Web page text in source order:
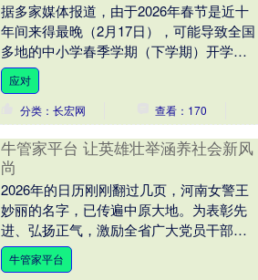
据多家媒体报道，由于2026年春节是近十
年间来得最晚（2月17日），可能导致全国
多地的中小学春季学期（下学期）开学时
间推到3月初。有网友推算，下学期上课时
间只有....
应对
分类：长宏网
查看：170
牛管家平台 让英雄壮举涵养社会新风
尚
2026年的日历刚刚翻过几页，河南女警王
妙丽的名字，已传遍中原大地。为表彰先
进、弘扬正气，激励全省广大党员干部牢
记宗旨、拼搏进取、担当作为，中共河南
省委决定，授....
牛管家平台